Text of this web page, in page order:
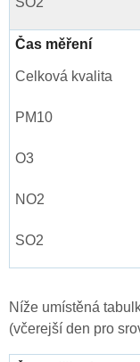
Níže umístěná
(včerejší den pro